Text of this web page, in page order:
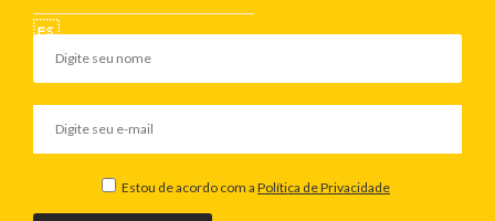
Estou de acordo com a Política de Privacidade